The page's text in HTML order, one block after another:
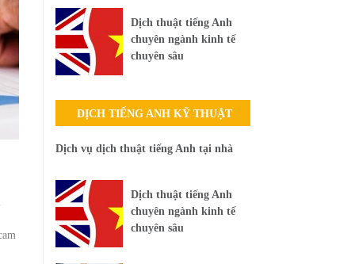
Dịch thuật tiếng Anh
chuyên ngành kinh tế
chuyên sâu
DỊCH TIẾNG ANH KỸ THUẬT
Dịch vụ dịch thuật tiếng Anh tại nhà
Dịch thuật tiếng Anh
chuyên ngành kinh tế
chuyên sâu